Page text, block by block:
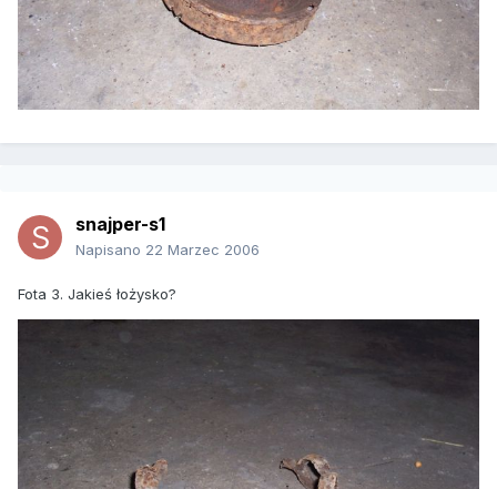
snajper-s1
Napisano 22 Marzec 2006
Fota 3. Jakieś łożysko?